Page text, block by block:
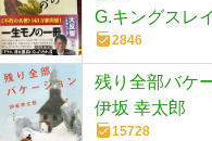
G.キングスレ
2846
残り全部バケ
伊坂 幸太郎
15728